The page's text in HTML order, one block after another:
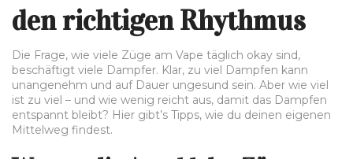
den richtigen Rhythmus
Die Frage, wie viele Züge am Vape täglich okay sind,
beschäftigt viele Dampfer. Klar, zu viel Dampfen kann
unangenehm und auf Dauer ungesund sein. Aber wie viel
ist zu viel – und wie wenig reicht aus, damit das Dampfen
entspannt bleibt? Hier gibt’s Tipps, wie du deinen eigenen
Mittelweg findest.